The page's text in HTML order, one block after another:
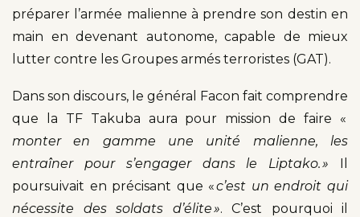
préparer l’armée malienne à prendre son destin en
main en devenant autonome, capable de mieux
lutter contre les Groupes armés terroristes (GAT).
Dans son discours, le général Facon fait comprendre
que la TF Takuba aura pour mission de faire «
monter en gamme une unité malienne, les
entraîner pour s’engager dans le Liptako. » Il
poursuivait en précisant que «c’est un endroit qui
nécessite des soldats d’élite ». C’est pourquoi il